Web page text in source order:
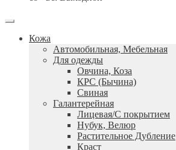
Кожа
Автомобильная, Мебельная
Для одежды
Овчина, Коза
КРС (Бычина)
Свиная
Галантерейная
Лицевая/С покрытием
Нубук, Велюр
Растительное Дубление
Краст